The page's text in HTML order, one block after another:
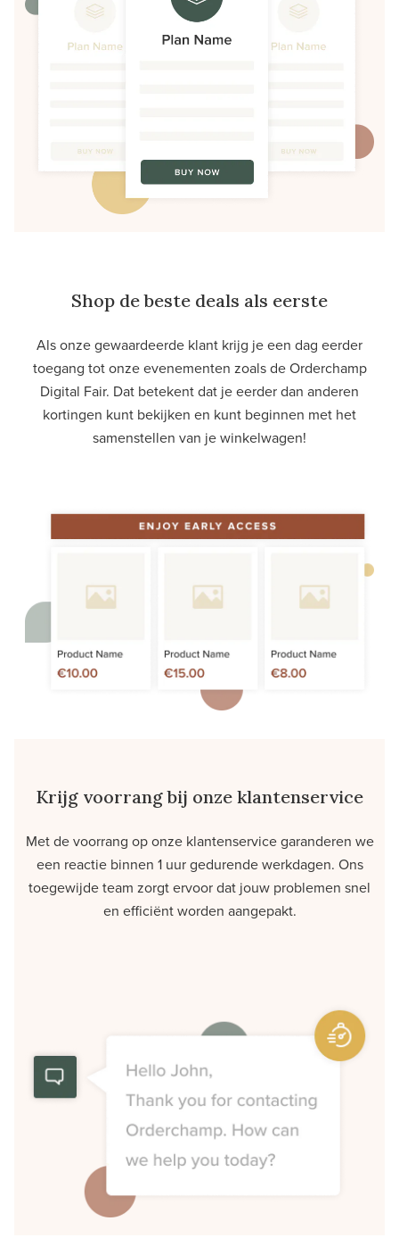
Shop de beste deals als eerste
Als onze gewaardeerde klant krijg je een dag eerder
toegang tot onze evenementen zoals de Orderchamp
Digital Fair. Dat betekent dat je eerder dan anderen
kortingen kunt bekijken en kunt beginnen met het
samenstellen van je winkelwagen!
Krijg voorrang bij onze klantenservice
Met de voorrang op onze klantenservice garanderen we
een reactie binnen 1 uur gedurende werkdagen. Ons
toegewijde team zorgt ervoor dat jouw problemen snel
en efficiënt worden aangepakt.